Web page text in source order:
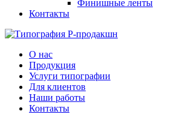
Финишные ленты
Контакты
О нас
Продукция
Услуги типографии
Для клиентов
Наши работы
Контакты